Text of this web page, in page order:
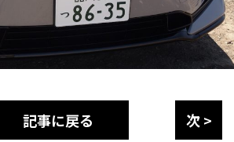
記事に戻る 次 >